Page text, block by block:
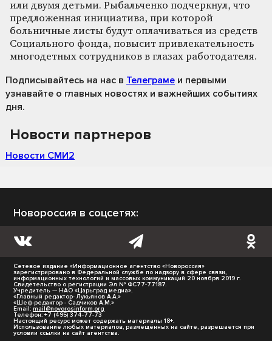
или двумя детьми. Рыбальченко подчеркнул, что
предложенная инициатива, при которой
больничные листы будут оплачиваться из средств
Социального фонда, повысит привлекательность
многодетных сотрудников в глазах работодателя.
Подписывайтесь на нас в Телеграме и первыми
узнавайте о главных новостях и важнейших событиях
дня.
Новости партнеров
Новости СМИ2
Новороссия в соцсетях:
Сетевое издание «Информационное агентство «Новороссия»
зарегистрировано в Федеральной службе по надзору в сфере связи,
информационных технологий и массовых коммуникаций 20 ноября 2019 г.
Свидетельство о регистрации Эл № ФС77-77187.
Учредитель — НАО «Царьград медиа».
«Главный редактор- Лукьянов А.А.»
«Шеф-редактор - Садчиков А.М.»
Email: mail@novorosinform.org
Телефон: +7 (495) 374-77-73
Настоящий ресурс может содержать материалы 18+.
Использование любых материалов, размещённых на сайте, разрешается при
условии ссылки на сайт агентства.